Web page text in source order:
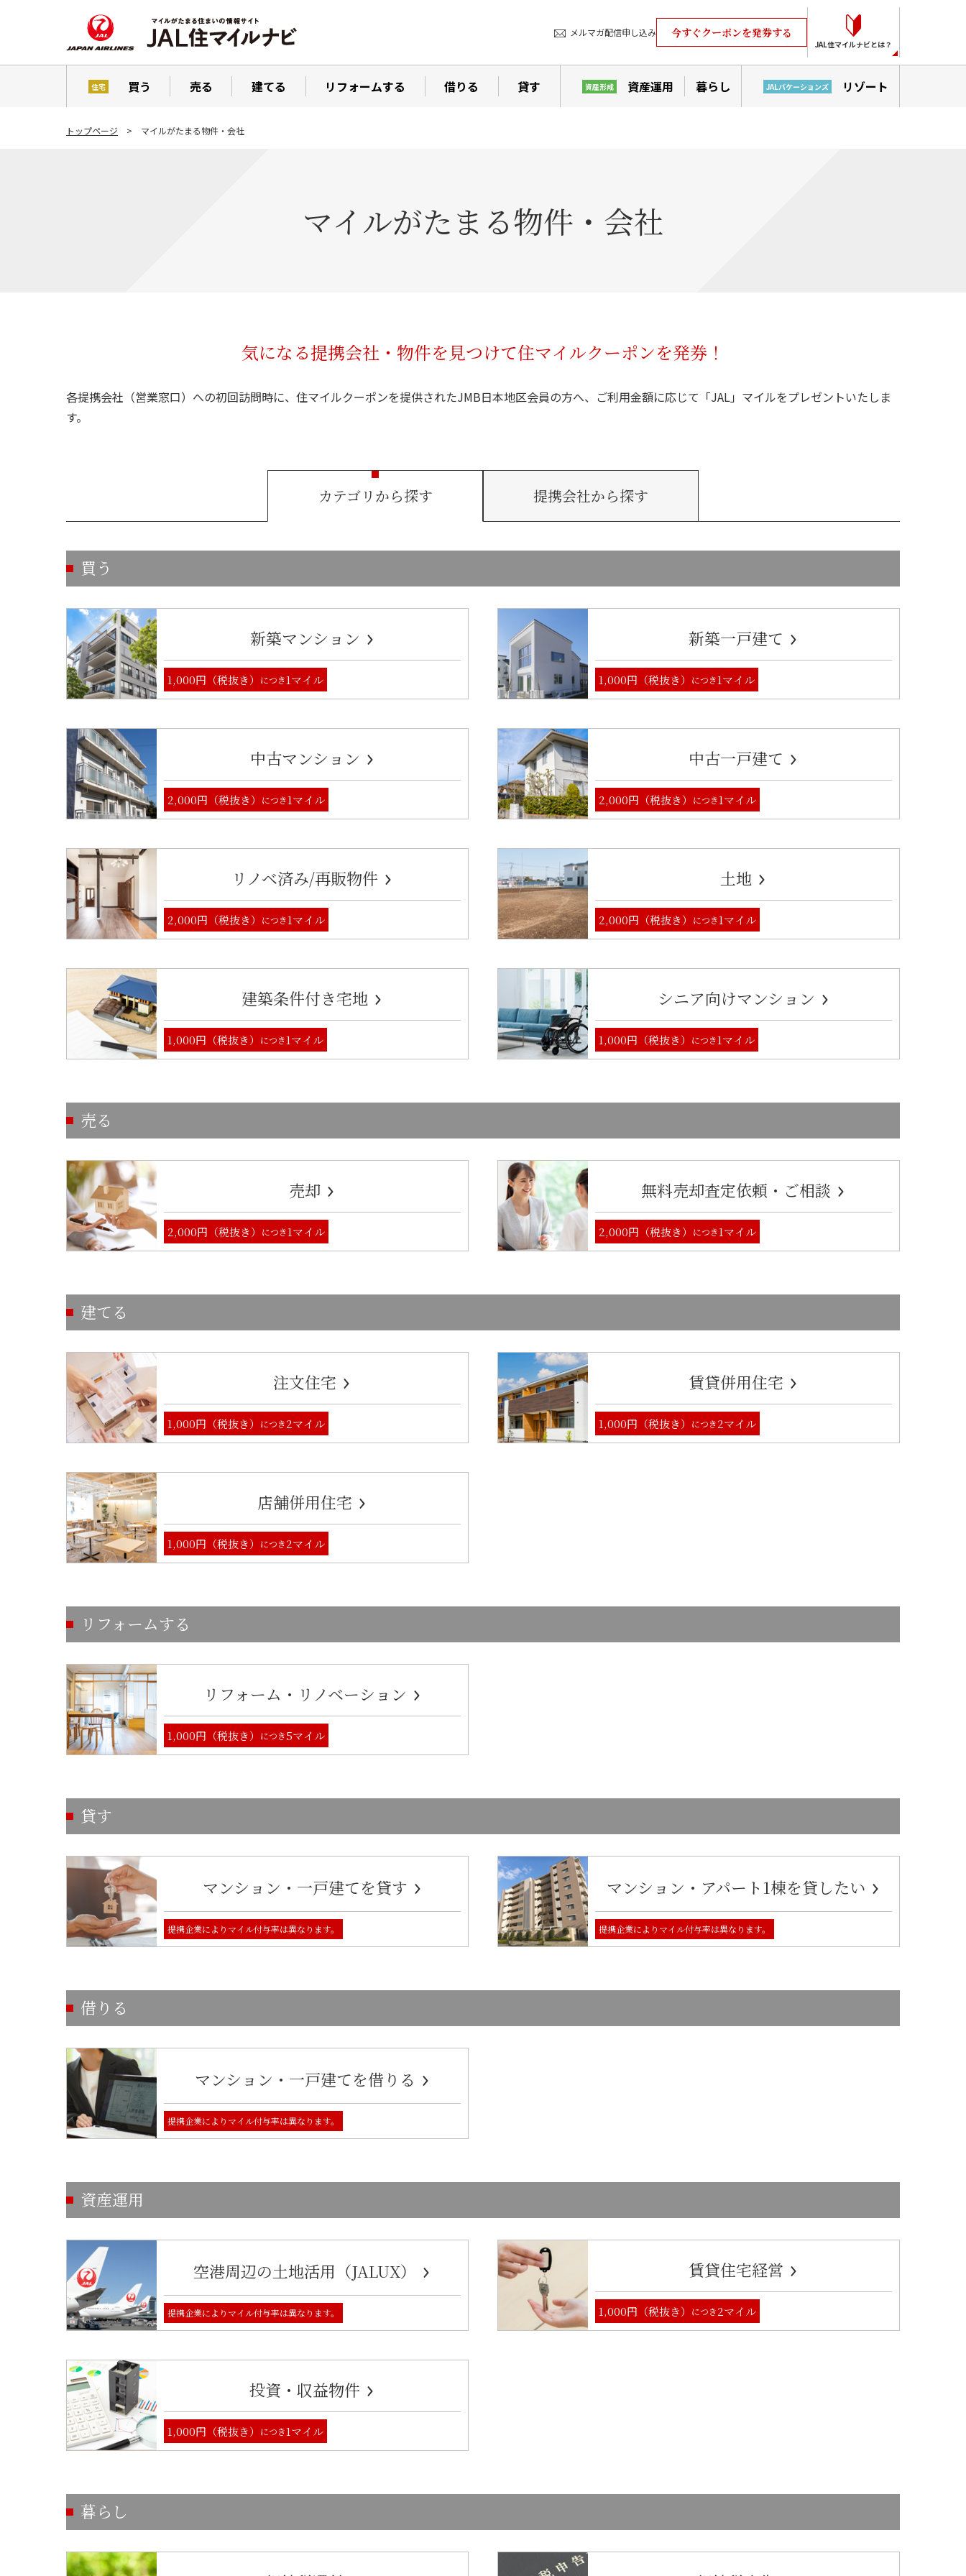
メルマガ配信申し込み 今すぐクーポンを発券する
JAL住マイルナビとは？
住宅 買う 売る 建てる リフォームする 借りる 貸す 資産形成 資産運用 暮らし JALバケーションズ リゾート
トップページ マイルがたまる物件・会社
マイルがたまる物件・会社
気になる提携会社・物件を見つけて住マイルクーポンを発券！
各提携会社（営業窓口）への初回訪問時に、住マイルクーポンを提供されたJMB日本地区会員の方へ、ご利用金額に応じて「JAL」マイルをプレゼントいたしま
す。
カテゴリから探す 提携会社から探す
買う
新築マンション
1,000円（税抜き） につき1マイル
新築一戸建て
1,000円（税抜き） につき1マイル
中古マンション
2,000円（税抜き） につき1マイル
中古一戸建て
2,000円（税抜き） につき1マイル
リノベ済み/再販物件
2,000円（税抜き） につき1マイル
土地
2,000円（税抜き） につき1マイル
建築条件付き宅地
1,000円（税抜き） につき1マイル
シニア向けマンション
1,000円（税抜き） につき1マイル
売る
売却
2,000円（税抜き） につき1マイル
無料売却査定依頼・ご相談
2,000円（税抜き） につき1マイル
建てる
注文住宅
1,000円（税抜き） につき2マイル
賃貸併用住宅
1,000円（税抜き） につき2マイル
店舗併用住宅
1,000円（税抜き） につき2マイル
リフォームする
リフォーム・リノベーション
1,000円（税抜き） につき5マイル
貸す
マンション・一戸建てを貸す
提携企業によりマイル付与率は異なります。
マンション・アパート1棟を貸したい
提携企業によりマイル付与率は異なります。
借りる
マンション・一戸建てを借りる
提携企業によりマイル付与率は異なります。
資産運用
空港周辺の土地活用（JALUX）
提携企業によりマイル付与率は異なります。
賃貸住宅経営
1,000円（税抜き） につき2マイル
投資・収益物件
1,000円（税抜き） につき1マイル
暮らし